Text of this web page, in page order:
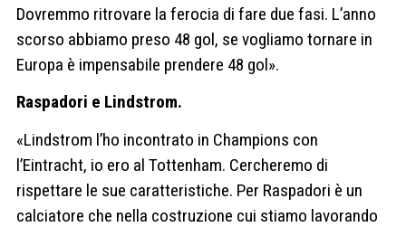
Dovremmo ritrovare la ferocia di fare due fasi. L’anno
scorso abbiamo preso 48 gol, se vogliamo tornare in
Europa è impensabile prendere 48 gol».
Raspadori e Lindstrom.
«Lindstrom l’ho incontrato in Champions con
l’Eintracht, io ero al Tottenham. Cercheremo di
rispettare le sue caratteristiche. Per Raspadori è un
calciatore che nella costruzione cui stiamo lavorando